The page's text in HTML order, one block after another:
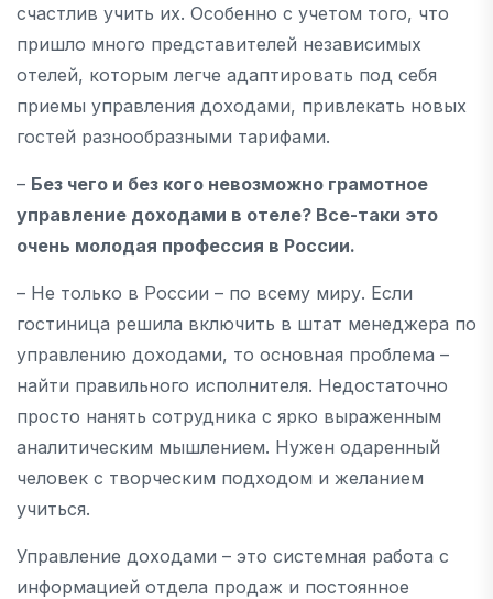
счастлив учить их. Особенно с учетом того, что
пришло много представителей независимых
отелей, которым легче адаптировать под себя
приемы управления доходами, привлекать новых
гостей разнообразными тарифами.
– Без чего и без кого невозможно грамотное
управление доходами в отеле? Все-таки это
очень молодая профессия в России.
– Не только в России – по всему миру. Если
гостиница решила включить в штат менеджера по
управлению доходами, то основная проблема –
найти правильного исполнителя. Недостаточно
просто нанять сотрудника с ярко выраженным
аналитическим мышлением. Нужен одаренный
человек с творческим подходом и желанием
учиться.
Управление доходами – это системная работа с
информацией отдела продаж и постоянное